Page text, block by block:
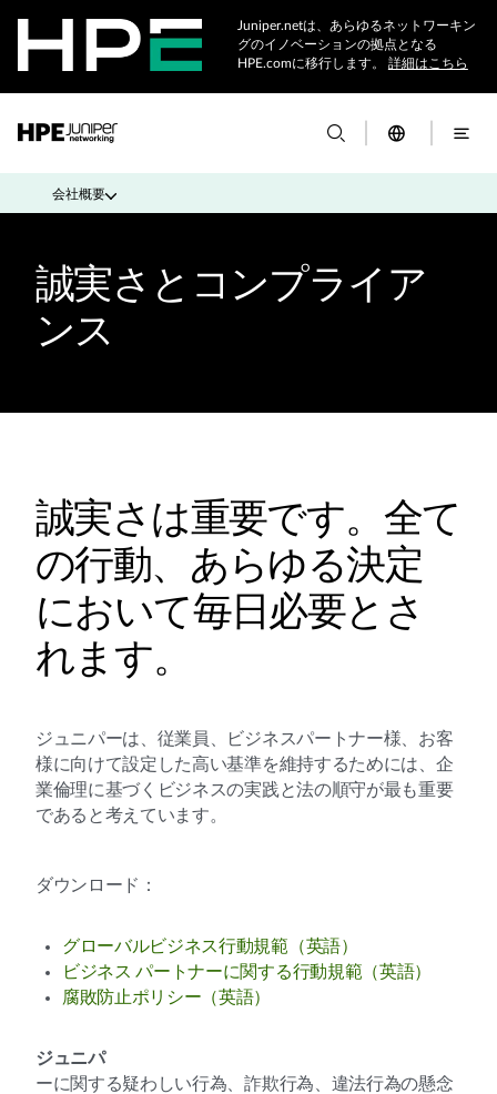
Juniper.netは、あらゆるネットワーキン
グのイノベーションの拠点となる
HPE.comに移行します。 詳細はこちら
会社概要
誠実さとコンプライア
ンス
誠実さは重要です。全て
の行動、あらゆる決定
において毎日必要とさ
れます。
ジュニパーは、従業員、ビジネスパートナー様、お客
様に向けて設定した高い基準を維持するためには、企
業倫理に基づくビジネスの実践と法の順守が最も重要
であると考えています。
ダウンロード：
グローバルビジネス行動規範（英語）
ビジネス パートナーに関する行動規範（英語）
腐敗防止ポリシー（英語）
ジュニパ
ーに関する疑わしい行為、詐欺行為、違法行為の懸念